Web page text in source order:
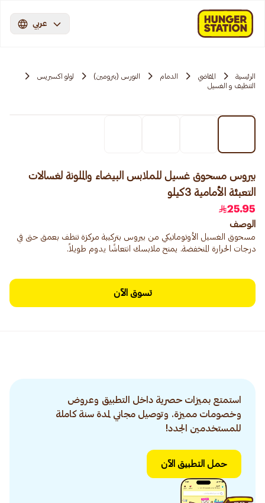
عربي
الرئيسية المقاضي الدمام النورس (بترومين)
لولو اكسبريس
التنظيف و الغسيل
بيروس مسحوق غسيل للملابس البيضاء والملونة لغسالات
التعبئة الأمامية 3كيلو
25.95
الوصف
مسحوق الغسيل الأوتوماتيكي من بيروس بتركيبة مركزة تنظف بعمق حتى في
درجات الحرارة المنخفضة. يمنح ملابسك انتعاشًا يدوم طويلاً.
تسوق الآن
استمتع بميزات حصرية داخل التطبيق وعروض
وخصومات مميزة. وتوصيل مجاني لمدة سنة كاملة
للمستخدمين الجدد!
حمل التطبيق الآن